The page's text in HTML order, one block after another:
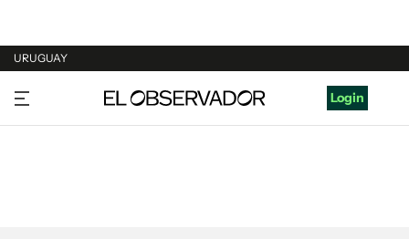
URUGUAY
URUGUAY
ARGENTINA
Login